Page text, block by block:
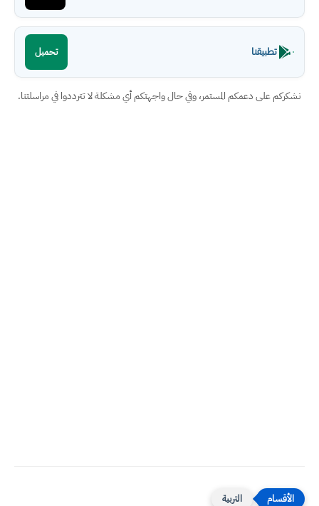
تطبيقنا تحميل
نشكركم على دعمكم المستمر، وفي حال واجهتكم أي مشكلة لا تترددوا في مراسلتنا.
التربية